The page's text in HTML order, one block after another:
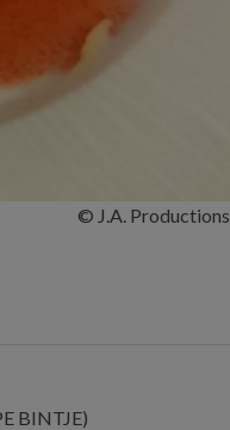
© J.A. Productions
BINTJE)